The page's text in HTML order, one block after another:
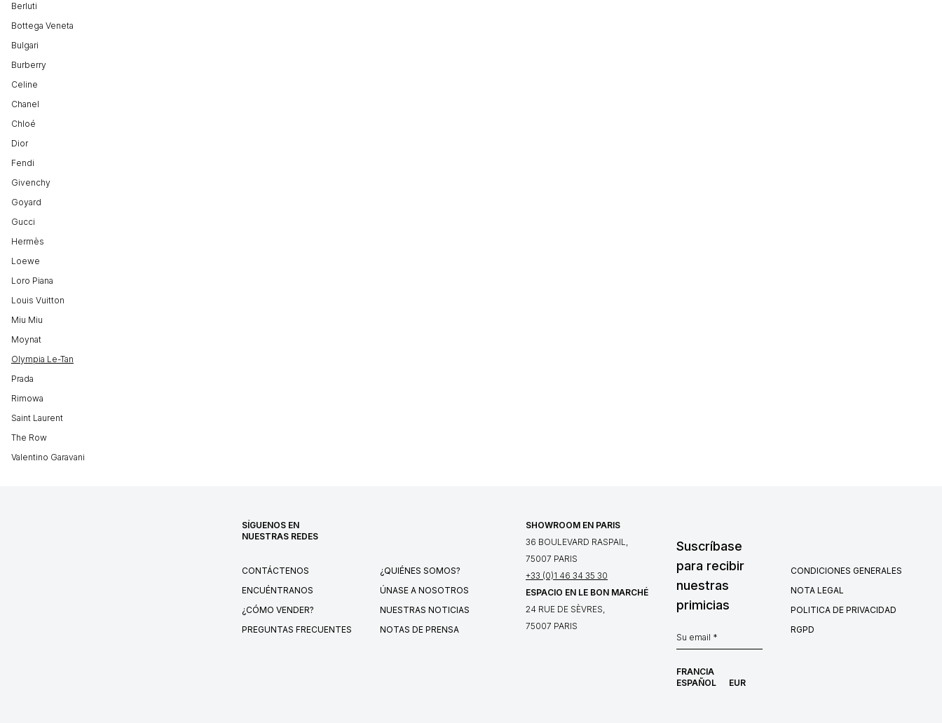
Berluti
Bottega Veneta
Bulgari
Burberry
Celine
Chanel
Chloé
Dior
Fendi
Givenchy
Goyard
Gucci
Hermès
Loewe
Loro Piana
Louis Vuitton
Miu Miu
Moynat
Olympia Le-Tan
Prada
Rimowa
Saint Laurent
The Row
Valentino Garavani
Suscríbase
para recibir
nuestras
primicias
SÍGUENOS EN
NUESTRAS REDES
CONTÁCTENOS
ENCUÉNTRANOS
¿CÓMO VENDER?
PREGUNTAS FRECUENTES
¿QUIÉNES SOMOS?
ÚNASE A NOSOTROS
NUESTRAS NOTICIAS
NOTAS DE PRENSA
CONDICIONES GENERALES
NOTA LEGAL
POLITICA DE PRIVACIDAD
RGPD
SHOWROOM EN PARIS
36 BOULEVARD RASPAIL,
75007 PARIS
+33 (0)1 46 34 35 30
ESPACIO EN LE BON MARCHÉ
24 RUE DE SÈVRES,
75007 PARIS
FRANCIA
ESPAÑOL
EUR